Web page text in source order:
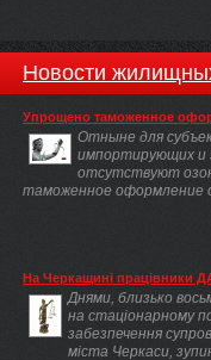
Новости
Упрощено таможенное
Отныне для
импортирующих и
отсутствуют
таможенное оформление
На Черкащині працівники
Днями, близько
на стаціонарному
забезпечення
міста Черкаси,